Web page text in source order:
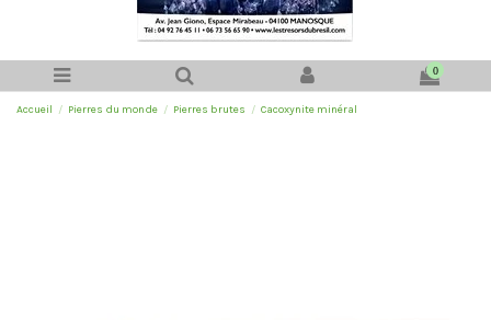
0
Accueil Pierres du monde Pierres brutes Cacoxynite minéral